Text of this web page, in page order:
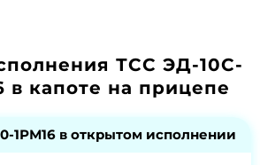
ТСС ЭД-10С-
в капоте на прицепе
1РМ16 в открытом исполнении